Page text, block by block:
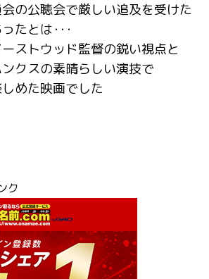
の公聴会で厳しい追及を受けた
たとは･･･
ストウッド監督の鋭い視点と
クスの素晴らしい演技で
めた映画でした
ク